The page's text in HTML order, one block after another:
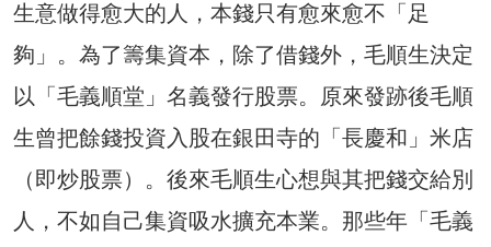
生意做得愈大的人，本錢只有愈來愈不「足
夠」。為了籌集資本，除了借錢外，毛順生決定
以「毛義順堂」名義發行股票。原來發跡後毛順
生曾把餘錢投資入股在銀田寺的「長慶和」米店
（即炒股票）。後來毛順生心想與其把錢交給別
人，不如自己集資吸水擴充本業。那些年「毛義